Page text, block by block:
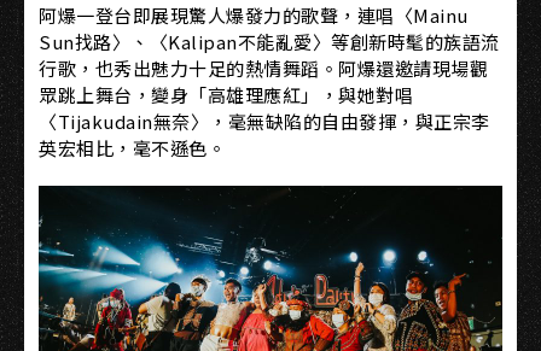
阿爆一登台即展現驚人爆發力的歌聲，連唱〈Mainu
Sun找路〉、〈Kalipan不能亂愛〉等創新時髦的族語流
行歌，也秀出魅力十足的熱情舞蹈。阿爆還邀請現場觀
眾跳上舞台，變身「高雄理應紅」，與她對唱
〈Tijakudain無奈〉，毫無缺陷的自由發揮，與正宗李
英宏相比，毫不遜色。